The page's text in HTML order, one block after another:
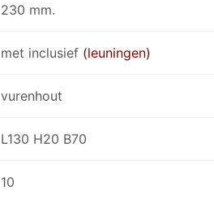
230 mm.
met inclusief (leuningen)
vurenhout
L130 H20 B70
10